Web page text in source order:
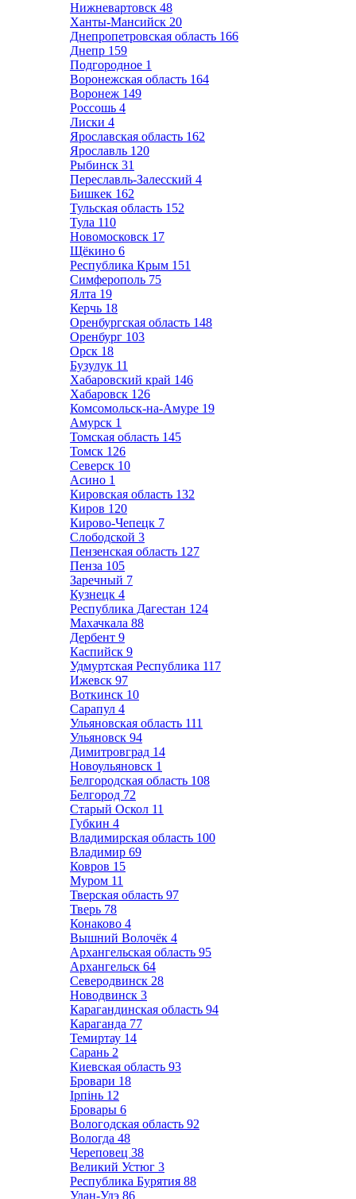
Нижневартовск 48
Ханты-Мансийск 20
Днепропетровская область 166
Днепр 159
Подгородное 1
Воронежская область 164
Воронеж 149
Россошь 4
Лиски 4
Ярославская область 162
Ярославль 120
Рыбинск 31
Переславль-Залесский 4
Бишкек 162
Тульская область 152
Тула 110
Новомосковск 17
Щёкино 6
Республика Крым 151
Симферополь 75
Ялта 19
Керчь 18
Оренбургская область 148
Оренбург 103
Орск 18
Бузулук 11
Хабаровский край 146
Хабаровск 126
Комсомольск-на-Амуре 19
Амурск 1
Томская область 145
Томск 126
Северск 10
Асино 1
Кировская область 132
Киров 120
Кирово-Чепецк 7
Слободской 3
Пензенская область 127
Пенза 105
Заречный 7
Кузнецк 4
Республика Дагестан 124
Махачкала 88
Дербент 9
Каспийск 9
Удмуртская Республика 117
Ижевск 97
Воткинск 10
Сарапул 4
Ульяновская область 111
Ульяновск 94
Димитровград 14
Новоульяновск 1
Белгородская область 108
Белгород 72
Старый Оскол 11
Губкин 4
Владимирская область 100
Владимир 69
Ковров 15
Муром 11
Тверская область 97
Тверь 78
Конаково 4
Вышний Волочёк 4
Архангельская область 95
Архангельск 64
Северодвинск 28
Новодвинск 3
Карагандинская область 94
Караганда 77
Темиртау 14
Сарань 2
Киевская область 93
Бровари 18
Ірпінь 12
Бровары 6
Вологодская область 92
Вологда 48
Череповец 38
Великий Устюг 3
Республика Бурятия 88
Улан-Удэ 86